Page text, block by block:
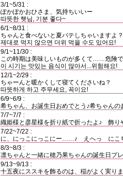
3/1~5/31 :
ぽかぽかおひさま、気持ちいいー
따뜻한 햇님, 기분 좋다~
6/1~8/31 :
ちゃんと食べないと夏バテしちゃいますよ？
제대로 먹지 않으면 더위 먹을 수도 있어요!
9/1~11/30 :
この時期は美味しいものが多くて……危険で
이 시기는 맛있는 음식이 많아서...위험해요!
12/1~2/29 :
ちゃーんと暖かくして寝てくださいね？
따뜻하게 하고 주무세요, 꼭이요!
6/9~6/9 :
希ちゃん、お誕生日おめでとう♪希ちゃん
7/7~7/7 :
織姫様と彦星様を折り紙で折ったよ♪ 飾り
7/22~7/22 :
に、にっこにっこにー……♪ えへっ にこち
8/3~8/3 :
凛ちゃんと一緒に穂乃果ちゃんの誕生日
9/13~9/13 :
十五夜にススキを飾るのは、稲がよく実り